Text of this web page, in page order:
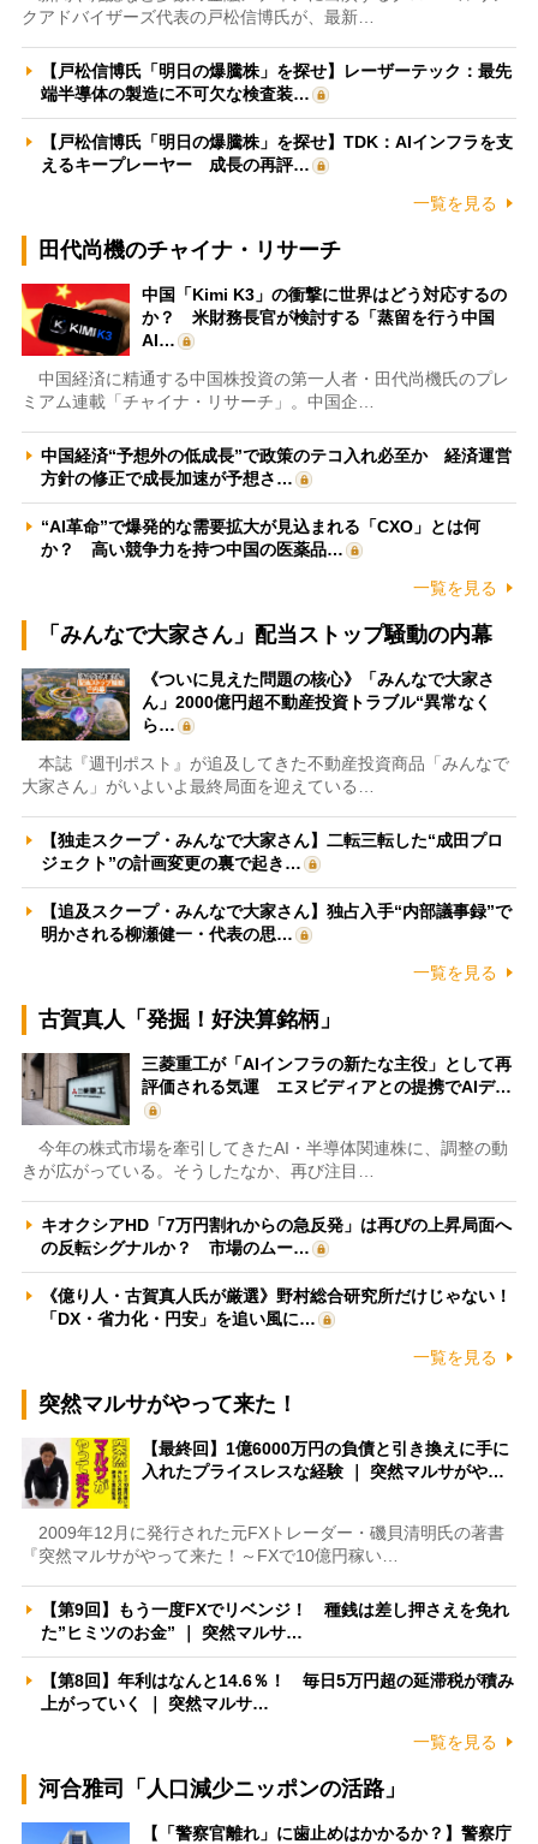
クアドバイザーズ代表の戸松信博氏が、最新…
【戸松信博氏「明日の爆騰株」を探せ】レーザーテック：最先
端半導体の製造に不可欠な検査装…
【戸松信博氏「明日の爆騰株」を探せ】TDK：AIインフラを支
えるキープレーヤー 成長の再評…
一覧を見る
田代尚機のチャイナ・リサーチ
中国「Kimi K3」の衝撃に世界はどう対応するの
か？ 米財務長官が検討する「蒸留を行う中国
AI…
中国経済に精通する中国株投資の第一人者・田代尚機氏のプレ
ミアム連載「チャイナ・リサーチ」。中国企…
中国経済“予想外の低成長”で政策のテコ入れ必至か 経済運営
方針の修正で成長加速が予想さ…
“AI革命”で爆発的な需要拡大が見込まれる「CXO」とは何
か？ 高い競争力を持つ中国の医薬品…
一覧を見る
「みんなで大家さん」配当ストップ騒動の内幕
《ついに見えた問題の核心》「みんなで大家さ
ん」2000億円超不動産投資トラブル“異常なく
ら…
本誌『週刊ポスト』が追及してきた不動産投資商品「みんなで
大家さん」がいよいよ最終局面を迎えている…
【独走スクープ・みんなで大家さん】二転三転した“成田プロ
ジェクト”の計画変更の裏で起き…
【追及スクープ・みんなで大家さん】独占入手“内部議事録”で
明かされる柳瀬健一・代表の思…
一覧を見る
古賀真人「発掘！好決算銘柄」
三菱重工が「AIインフラの新たな主役」として再
評価される気運 エヌビディアとの提携でAIデ…
今年の株式市場を牽引してきたAI・半導体関連株に、調整の動
きが広がっている。そうしたなか、再び注目…
キオクシアHD「7万円割れからの急反発」は再びの上昇局面へ
の反転シグナルか？ 市場のムー…
《億り人・古賀真人氏が厳選》野村総合研究所だけじゃない！
「DX・省力化・円安」を追い風に…
一覧を見る
突然マルサがやって来た！
【最終回】1億6000万円の負債と引き換えに手に
入れたプライスレスな経験 ｜ 突然マルサがや…
2009年12月に発行された元FXトレーダー・磯貝清明氏の著書
『突然マルサがやって来た！～FXで10億円稼い…
【第9回】もう一度FXでリベンジ！ 種銭は差し押さえを免れ
た”ヒミツのお金” ｜ 突然マルサ…
【第8回】年利はなんと14.6％！ 毎日5万円超の延滞税が積み
上がっていく ｜ 突然マルサ…
一覧を見る
河合雅司「人口減少ニッポンの活路」
【「警察官離れ」に歯止めはかかるか？】警察庁